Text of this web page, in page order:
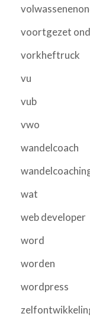
voortgezet
vorkheftruck
vu
vub
vwo
wandelcoach
wat
web developer
word
worden
wordpress